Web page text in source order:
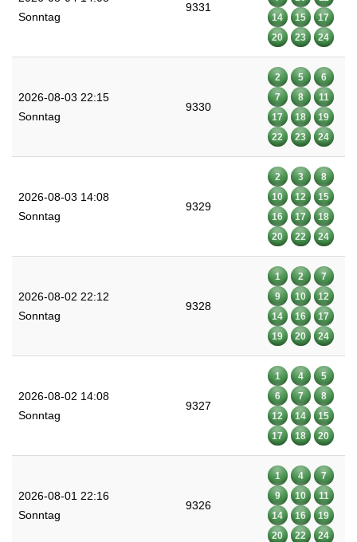
Sonntag
9331
14
15
17
20
23 24
2026-08-03 22:15
Sonntag
9330
2 5
6
7
8
11
17
18
19
22
23 24
2026-08-03 14:08
Sonntag
9329
2 3
8
10
12
15
16
17
18
20
22 24
2026-08-02 22:12
Sonntag
9328
1 2
7
9
10
12
14
16
17
19
20 24
2026-08-02 14:08
Sonntag
9327
1 4
5
6
7
8
12
14
15
17
18 20
2026-08-01 22:16
Sonntag
9326
1 4
7
9
10
11
14
16
19
20
22 24